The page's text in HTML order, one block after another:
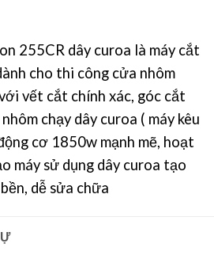
255CR dây curoa là máy cắt
cho thi công cửa nhôm
vết cắt chính xác, góc cắt
chạy dây curoa ( máy kêu
cơ 1850w mạnh mẽ, hoạt
máy sử dụng dây curoa tạo
dễ sửa chữa